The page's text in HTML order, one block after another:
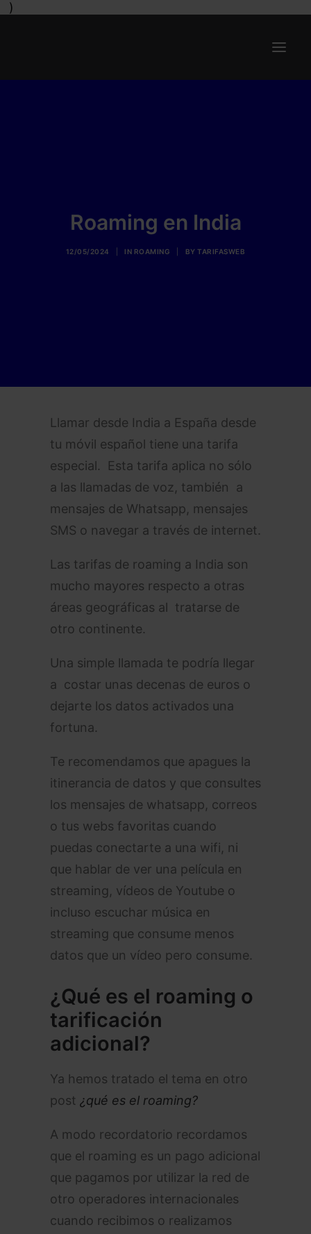
)
CompañíasRoaming en India
12/05/2024 IN ROAMING BYTARIFASWEB
Llamar desde India a España desde
tu móvil español tiene una tarifa
especial. Esta tarifa aplica no sólo
a las llamadas de voz, también a
mensajes de Whatsapp, mensajes
SMS o navegar a través de internet.
Las tarifas de roaming a India son
mucho mayores respecto a otras
áreas geográficas al tratarse de
otro continente.
Una simple llamada te podría llegar
a costar unas decenas de euros o
dejarte los datos activados una
fortuna.
Te recomendamos que apagues la
itinerancia de datos y que consultes
los mensajes de whatsapp, correos
o tus webs favoritas cuando
puedas conectarte a una wifi, ni
que hablar de ver una película en
streaming, vídeos de Youtube o
incluso escuchar música en
streaming que consume menos
datos que un vídeo pero consume.
¿Qué es el roaming o
tarificación
adicional?
Ya hemos tratado el tema en otro
post ¿qué es el roaming?
A modo recordatorio recordamos
que el roaming es un pago adicional
que pagamos por utilizar la red de
otro operadores internacionales
cuando recibimos o realizamos